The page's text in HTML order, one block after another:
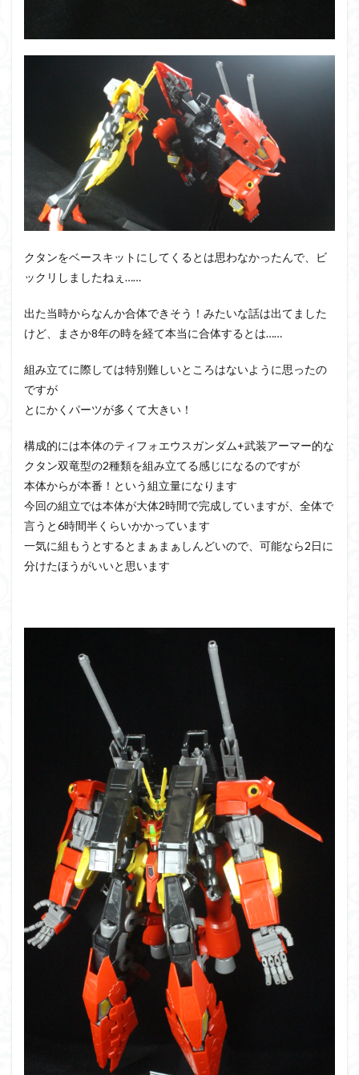
クタンをベースキットにしてくるとは思わなかったんで、ビ
ックリしましたねぇ……
出た当時からなんか合体できそう！みたいな話は出てました
けど、まさか8年の時を経て本当に合体するとは……
組み立てに際しては特別難しいところはないように思ったの
ですが
とにかくパーツが多くて大きい！
構成的には本体のティフォエウスガンダム+武装アーマー的な
クタン双竜型の2種類を組み立てる感じになるのですが
本体からが本番！という組立量になります
今回の組立では本体が大体2時間で完成していますが、全体で
言うと6時間半くらいかかっています
一気に組もうとするとまぁまぁしんどいので、可能なら2日に
分けたほうがいいと思います